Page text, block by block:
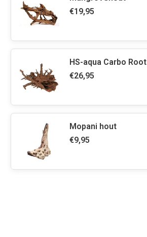
€19,95
HS-aqua Carbo Root
€26,95
Mopani hout
€9,95